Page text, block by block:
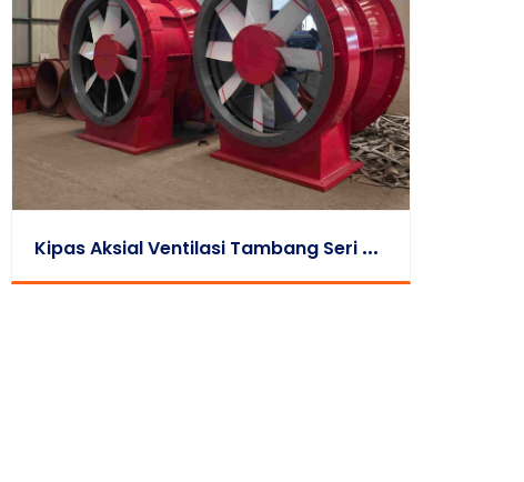
K
Ipas Aksial Ventilasi Tambang Seri FKZ